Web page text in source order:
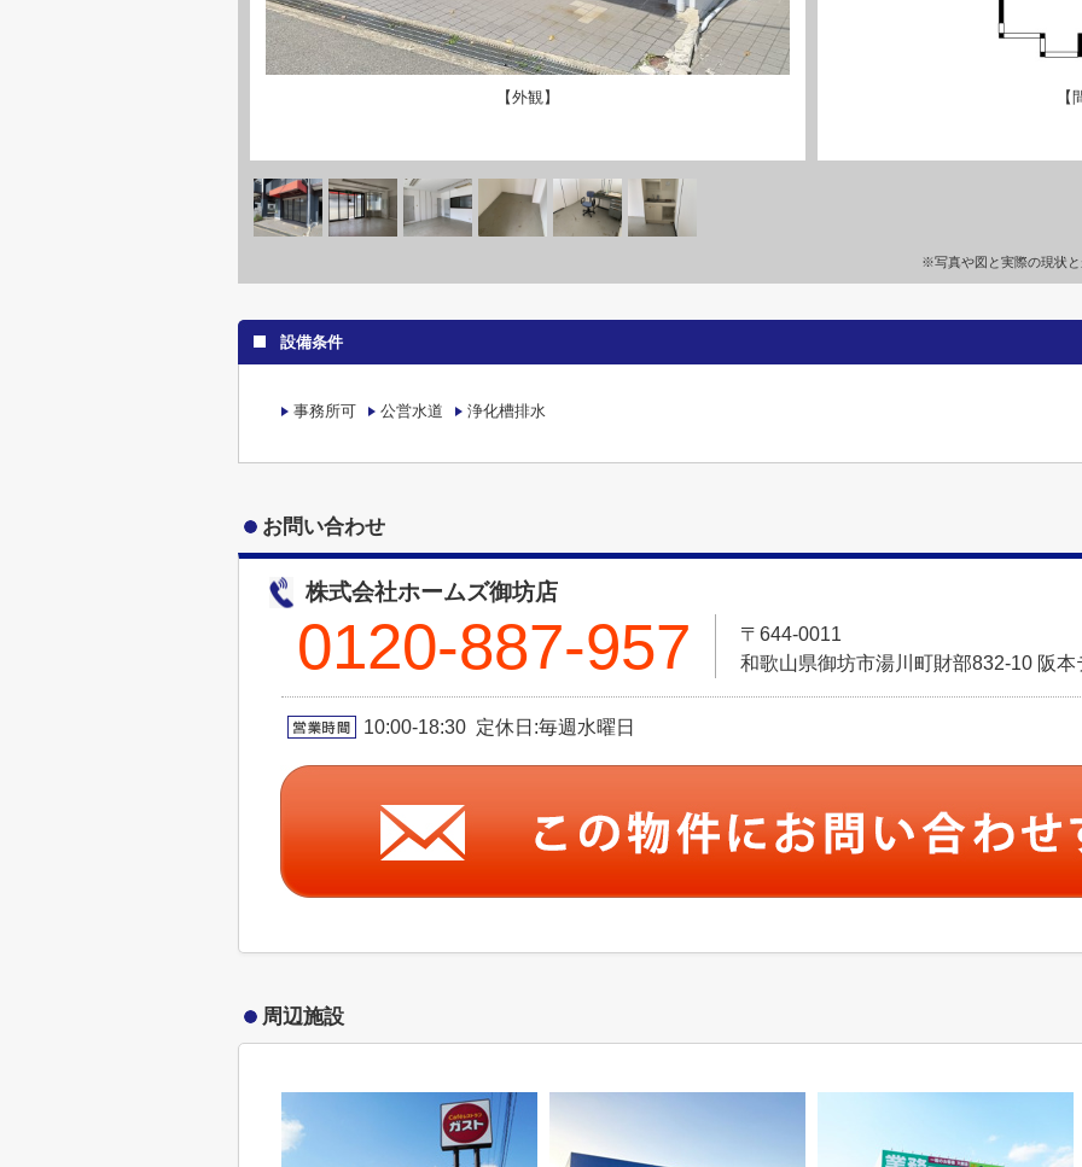
【外観】 【
※写真や図と実際の現状
設備条件
事務所可 公営水道 浄化槽排水
お問い合わせ
株式会社ホームズ御坊店
0120-887-957
〒644-0011
和歌山県御坊市湯川町財部832-10 阪本
10:00-18:30 定休日:毎週水曜日
周辺施設